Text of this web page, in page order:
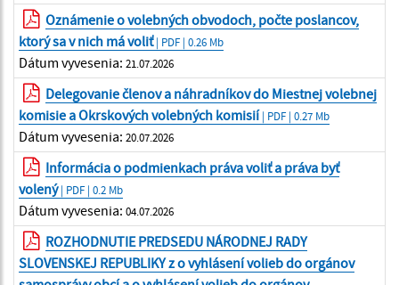
Oznámenie o volebných obvodoch, počte poslancov,
ktorý sa v nich má voliť| PDF | 0.26 Mb
Dátum vyvesenia: 21.07.2026
Delegovanie členov a náhradníkov do Miestnej volebnej
komisie a Okrskových volebných komisií| PDF | 0.27 Mb
Dátum vyvesenia: 20.07.2026
Informácia o podmienkach práva voliť a práva byť
volený| PDF | 0.2 Mb
Dátum vyvesenia: 04.07.2026
ROZHODNUTIE PREDSEDU NÁRODNEJ RADY
SLOVENSKEJ REPUBLIKY z o vyhlásení volieb do orgánov